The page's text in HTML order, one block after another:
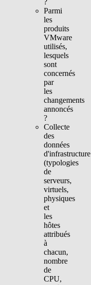
?
Parmi
les
produits
VMware
utilisés,
lesquels
sont
concernés
par
les
changements
annoncés
?
Collecte
des
données
d'infrastructure
(typologies
de
serveurs,
virtuels,
physiques
et
les
hôtes
attribués
à
chacun,
nombre
de
CPU,